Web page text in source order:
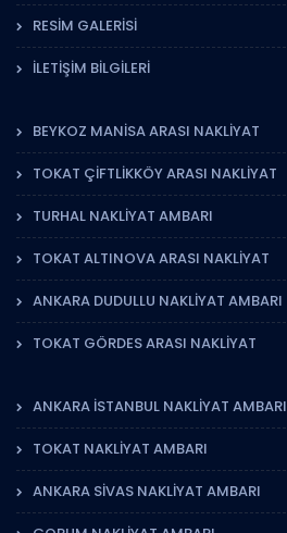
RESIM GALERISI
İLETIŞIM BILGILERI
BEYKOZ MANISA ARASI NAKLIYAT
TOKAT ÇIFTLIKKÖY ARASI NAKLIYAT
TURHAL NAKLIYAT AMBARI
TOKAT ALTINOVA ARASI NAKLIYAT
ANKARA DUDULLU NAKLIYAT AMBARI
TOKAT GÖRDES ARASI NAKLIYAT
ANKARA İSTANBUL NAKLIYAT AMBARI
TOKAT NAKLIYAT AMBARI
ANKARA SIVAS NAKLIYAT AMBARI